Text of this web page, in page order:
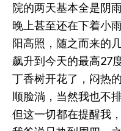
院的两天基本全是阴
晚上甚至还在下着小
阳高照，随之而来的
飙升到今天的最高27
丁香树开花了，闷热
顺脸淌，当然我也不
但这一切都在提醒我